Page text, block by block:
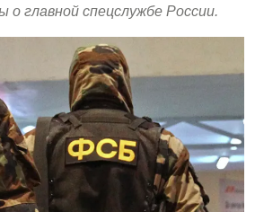
о главной спецслужбе России.